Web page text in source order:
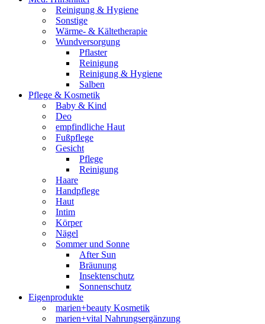
Reinigung & Hygiene
Sonstige
Wärme- & Kältetherapie
Wundversorgung
Pflaster
Reinigung
Reinigung & Hygiene
Salben
Pflege & Kosmetik
Baby & Kind
Deo
empfindliche Haut
Fußpflege
Gesicht
Pflege
Reinigung
Haare
Handpflege
Haut
Intim
Körper
Nägel
Sommer und Sonne
After Sun
Bräunung
Insektenschutz
Sonnenschutz
Eigenprodukte
marien+beauty Kosmetik
marien+vital Nahrungsergänzung